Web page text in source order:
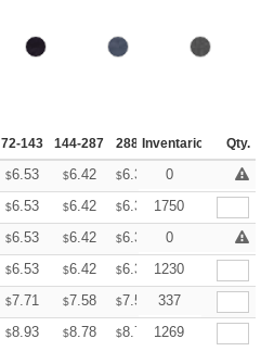
72-143 144-287 288 + Más
Inventario Qty.
$6.53 $6.42 $6.36 +
0
$6.53 $6.42 $6.36 +
1750
$6.53 $6.42 $6.36 +
0
$6.53 $6.42 $6.36 +
1230
$7.71 $7.58 $7.51 +
337
$8.93 $8.78 $8.70 +
1269